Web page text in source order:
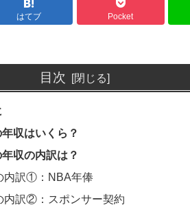
はてブ Pocket
目次
収はいくら？
収の内訳は？
内訳①：NBA年俸
内訳②：スポンサー契約